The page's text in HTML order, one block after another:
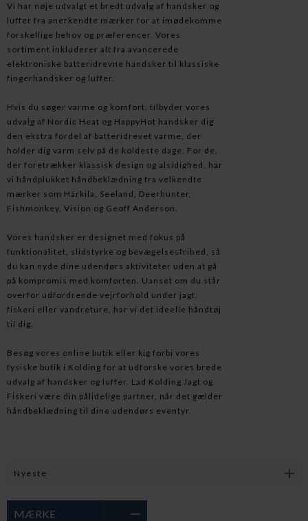
Vi har nøje udvalgt et bredt udvalg af handsker og
luffer fra anerkendte mærker for at imødekomme
forskellige behov og præferencer. Vores
sortiment inkluderer alt fra avancerede
elektroniske batteridrevne handsker til klassiske
fingerhandsker og luffer.
Hvis du søger varme og komfort, tilbyder vores
udvalg af Nordic Heat og HappyHot handsker dig
den ekstra fordel af batteridrevet varme, der
holder dig varm selv på de koldeste dage. For de,
der foretrækker klassisk design og alsidighed, har
vi håndplukket håndbeklædning fra velkendte
mærker som Härkila, Seeland, Deerhunter,
Fishmonkey, Vision og Geoff Anderson.
Vores handsker er designet med fokus på
funktionalitet, slidstyrke og bevægelsesfrihed, så
du kan nyde dine udendørs aktiviteter uden at gå
på kompromis med komforten. Uanset om du står
overfor udfordrende vejrforhold under jagt,
fiskeri eller vandreture, har vi det ideelle håndtøj
til dig.
Besøg vores online butik eller kig forbi vores
fysiske butik i Kolding for at udforske vores brede
udvalg af handsker og luffer. Lad Kolding Jagt og
Fiskeri være din pålidelige partner, når det gælder
håndbeklædning til dine udendørs eventyr.
MÆRKE